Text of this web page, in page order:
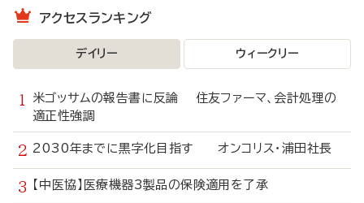
アクセスランキング
デイリー ウィークリー
米ゴッサムの報告書に反論 住友ファーマ、会計処理の
適正性強調
2030年までに黒字化目指す オンコリス・浦田社長
【中医協】医療機器3製品の保険適用を了承